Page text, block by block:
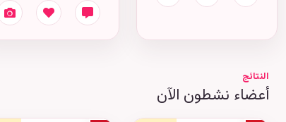
النتائج
أعضاء نشطون الآن